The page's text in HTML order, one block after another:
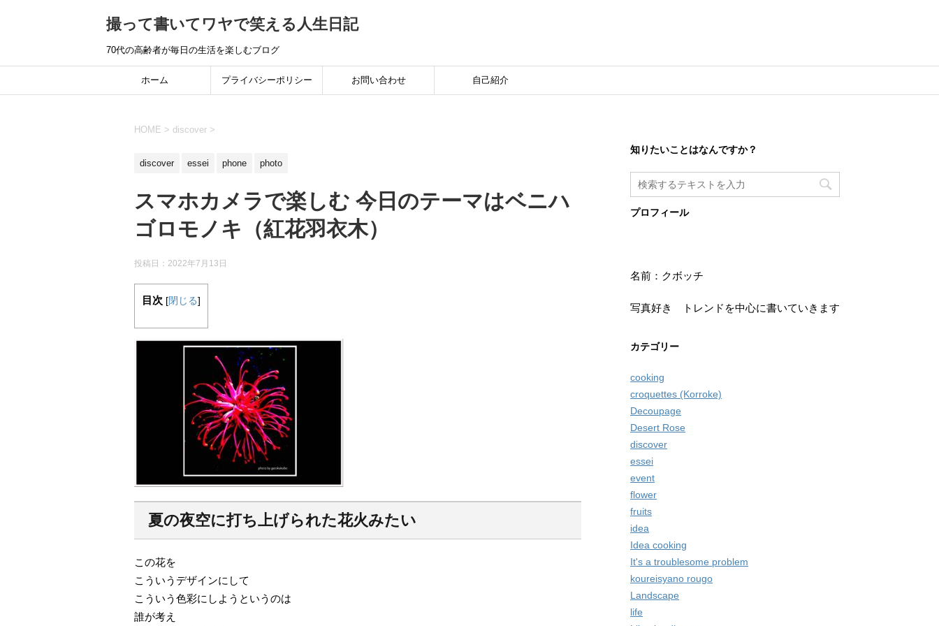
撮って書いてワヤで笑える人生日記
70代の高齢者が毎日の生活を楽しむブログ
ホーム プライバシーポリシー お問い合わせ 自己紹介
HOME > discover >
discover essei phone photo
スマホカメラで楽しむ 今日のテーマはベニハ
ゴロモノキ（紅花羽衣木）
投稿日： 2022年7月13日
目次 [閉じる]
夏の夜空に打ち上げられた花火みたい
この花を
こういうデザインにして
こういう色彩にしようというのは
誰が考え
知りたいことはなんですか？
プロフィール
名前：クボッチ
写真好き トレンドを中心に書いていきます
カテゴリー
cooking
croquettes (Korroke)
Decoupage
Desert Rose
discover
essei
event
flower
fruits
idea
Idea cooking
It's a troublesome problem
koureisyano rougo
Landscape
life